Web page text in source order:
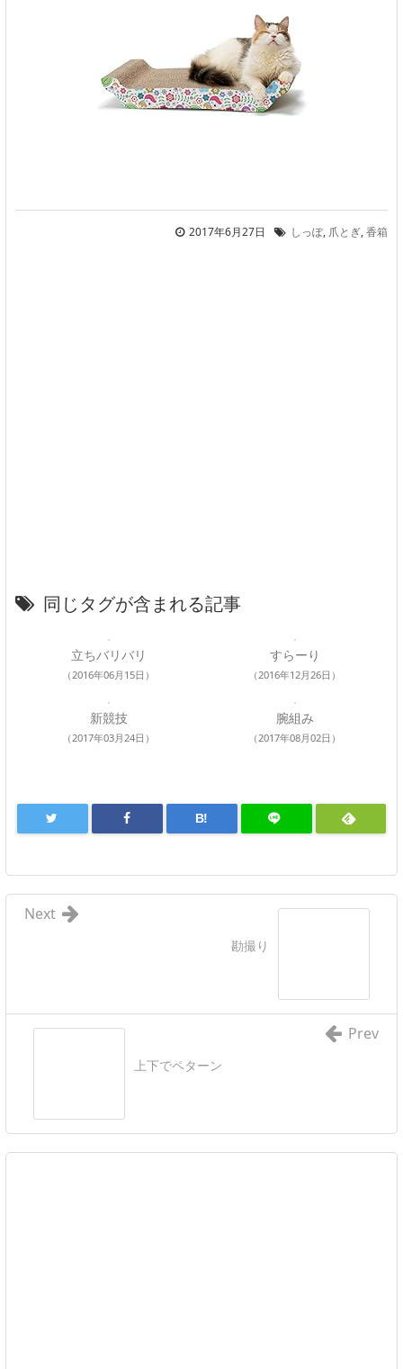
2017年6月27日 しっぽ, 爪とぎ,香箱
同じタグが含まれる記事
立ちバリバリ
（2016年06月15日）
すらーり
（2016年12月26日）
新競技
（2017年03月24日）
腕組み
（2017年08月02日）
B!
勘撮り
Next
上下でペターン
Prev